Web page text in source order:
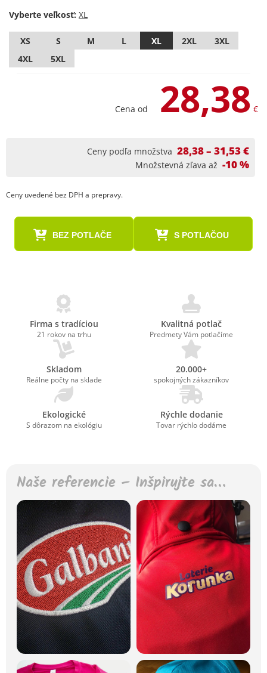
Vyberte veľkosť:
XS S M L XL 2XL
3XL
4XL
5XL
Cena od 28,38 €
Ceny podľa množstva 28,38 – 31,53 €
Množstevná zľava až -10 %
Ceny uvedené bez DPH a prepravy.
BEZ POTLAČE S POTLAČOU
Firma s tradíciou
21 rokov na trhu
Kvalitná potlač
Predmety Vám potlačíme
Skladom
Reálne počty na sklade
20.000+
spokojných zákazníkov
Ekologické
S dôrazom na ekológiu
Rýchle dodanie
Tovar rýchlo dodáme
Naše referencie – Inšpirujte sa…